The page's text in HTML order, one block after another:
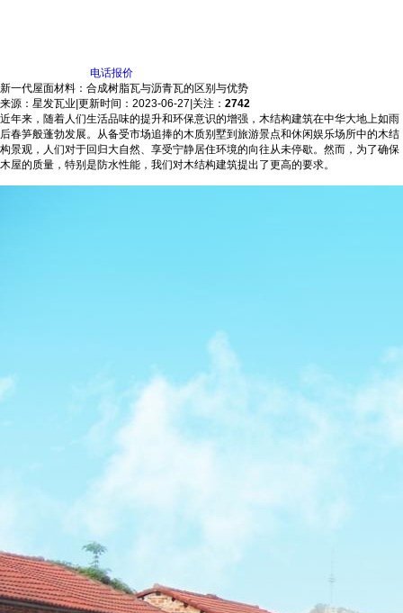
电话报价
新一代屋面材料：合成树脂瓦与沥青瓦的区别与优势
来源：星发瓦业 更新时间：2023-06-27 关注： 2742
近年来，随着人们生活品味的提升和环保意识的增强，木结构建筑在中华大地上如雨
后春笋般蓬勃发展。从备受市场追捧的木质别墅到旅游景点和休闲娱乐场所中的木结
构景观，人们对于回归大自然、享受宁静居住环境的向往从未停歇。然而，为了确保
木屋的质量，特别是防水性能，我们对木结构建筑提出了更高的要求。